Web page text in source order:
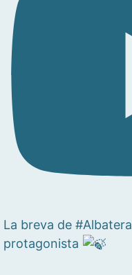
La breva de
protagonista